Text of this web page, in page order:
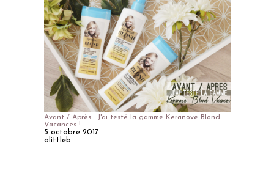
Avant / Après : J'ai testé la gamme Keranove Blond
Vacances !
5 octobre 2017
alittleb